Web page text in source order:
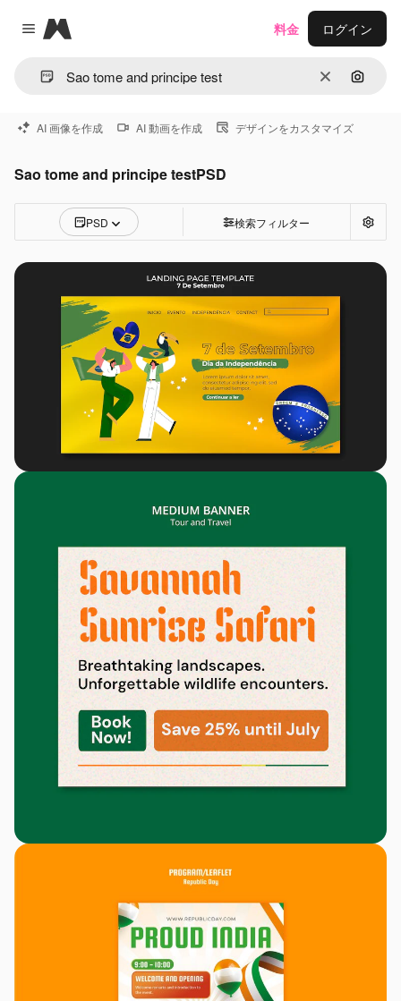
Close menu
Magnific
消去 画像で
料金 ログイン
AI 画像を作成 AI 動画を作成 デザインをカスタマイズ
Sao tome and principe testPSD
PSD 検索フィルター